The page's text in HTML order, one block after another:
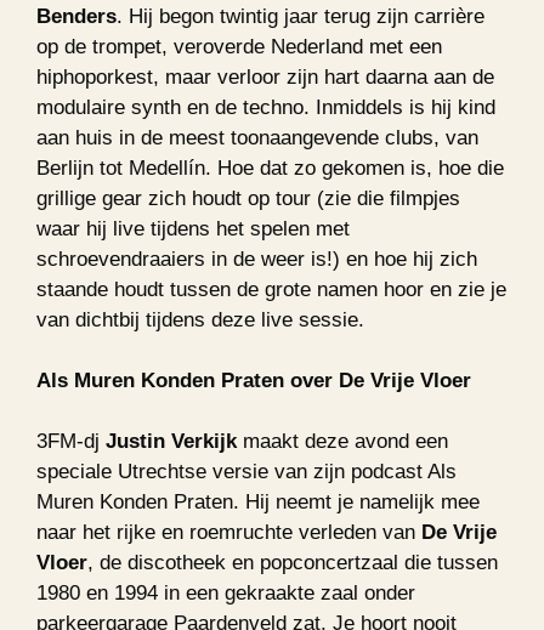
Benders. Hij begon twintig jaar terug zijn carrière
op de trompet, veroverde Nederland met een
hiphoporkest, maar verloor zijn hart daarna aan de
modulaire synth en de techno. Inmiddels is hij kind
aan huis in de meest toonaangevende clubs, van
Berlijn tot Medellín. Hoe dat zo gekomen is, hoe die
grillige gear zich houdt op tour (zie die filmpjes
waar hij live tijdens het spelen met
schroevendraaiers in de weer is!) en hoe hij zich
staande houdt tussen de grote namen hoor en zie je
van dichtbij tijdens deze live sessie.
Als Muren Konden Praten over De Vrije Vloer
3FM-dj Justin Verkijkmaakt deze avond een
speciale Utrechtse versie van zijn podcast Als
Muren Konden Praten. Hij neemt je namelijk mee
naar het rijke en roemruchte verleden van De Vrije
Vloer, de discotheek en popconcertzaal die tussen
1980 en 1994 in een gekraakte zaal onder
parkeergarage Paardenveld zat. Je hoort nooit